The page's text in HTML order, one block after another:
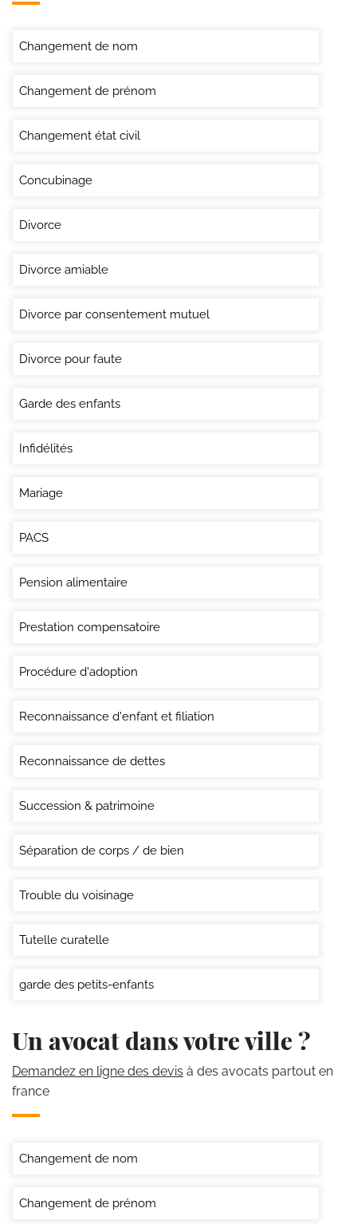
Changement de nom
Changement de prénom
Changement état civil
Concubinage
Divorce
Divorce amiable
Divorce par consentement mutuel
Divorce pour faute
Garde des enfants
Infidélités
Mariage
PACS
Pension alimentaire
Prestation compensatoire
Procédure d'adoption
Reconnaissance d'enfant et filiation
Reconnaissance de dettes
Succession & patrimoine
Séparation de corps / de bien
Trouble du voisinage
Tutelle curatelle
garde des petits-enfants
Un avocat dans votre ville ?
Demandez en ligne des devis à des avocats partout en
france
Changement de nom
Changement de prénom